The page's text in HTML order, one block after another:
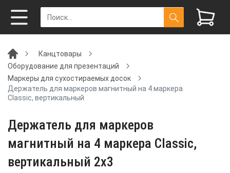
Канцтовары
Оборудование для презентаций
Маркеры для сухостираемых досок
Держатель для маркеров магнитный на 4 маркера
Classic, вертикальный
Держатель для маркеров
магнитный на 4 маркера Classic,
вертикальный 2x3